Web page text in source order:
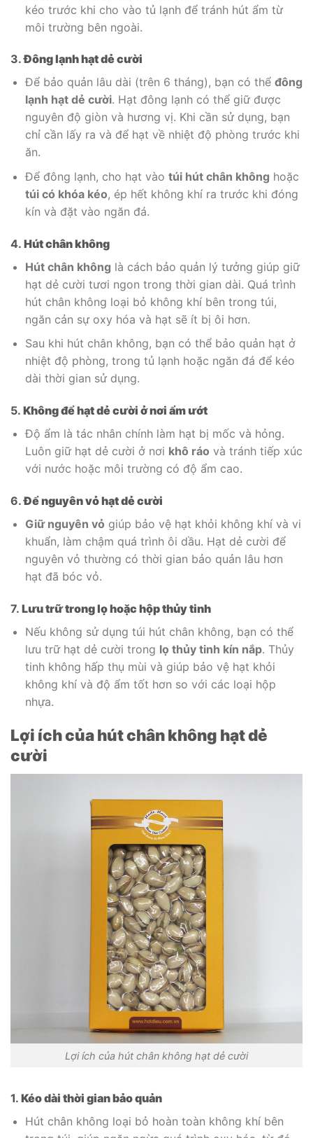
kéo trước khi cho vào tủ lạnh để tránh hút ẩm từ
môi trường bên ngoài.
3.Đông lạnh hạt dẻ cười
Để bảo quản lâu dài (trên 6 tháng), bạn có thể đông
lạnh hạt dẻ cười. Hạt đông lạnh có thể giữ được
nguyên độ giòn và hương vị. Khi cần sử dụng, bạn
chỉ cần lấy ra và để hạt về nhiệt độ phòng trước khi
ăn.
Để đông lạnh, cho hạt vào túi hút chân không hoặc
túi có khóa kéo, ép hết không khí ra trước khi đóng
kín và đặt vào ngăn đá.
4. Hút chân không
Hút chân không là cách bảo quản lý tưởng giúp giữ
hạt dẻ cười tươi ngon trong thời gian dài. Quá trình
hút chân không loại bỏ không khí bên trong túi,
ngăn cản sự oxy hóa và hạt sẽ ít bị ôi hơn.
Sau khi hút chân không, bạn có thể bảo quản hạt ở
nhiệt độ phòng, trong tủ lạnh hoặc ngăn đá để kéo
dài thời gian sử dụng.
5. Không để hạt dẻ cười ở nơi ẩm ướt
Độ ẩm là tác nhân chính làm hạt bị mốc và hỏng.
Luôn giữ hạt dẻ cười ở nơi khô ráo và tránh tiếp xúc
với nước hoặc môi trường có độ ẩm cao.
6.Để nguyên vỏ hạt dẻ cười
Giữ nguyên vỏ giúp bảo vệ hạt khỏi không khí và vi
khuẩn, làm chậm quá trình ôi dầu. Hạt dẻ cười để
nguyên vỏ thường có thời gian bảo quản lâu hơn
hạt đã bóc vỏ.
7. Lưu trữ trong lọ hoặc hộp thủy tinh
Nếu không sử dụng túi hút chân không, bạn có thể
lưu trữ hạt dẻ cười trong lọ thủy tinh kín nắp. Thủy
tinh không hấp thụ mùi và giúp bảo vệ hạt khỏi
không khí và độ ẩm tốt hơn so với các loại hộp
nhựa.
Lợi ích của hút chân không hạt dẻ
cười
Lợi ích của hút chân không hạt dẻ cười
1. Kéo dài thời gian bảo quản
Hút chân không loại bỏ hoàn toàn không khí bên